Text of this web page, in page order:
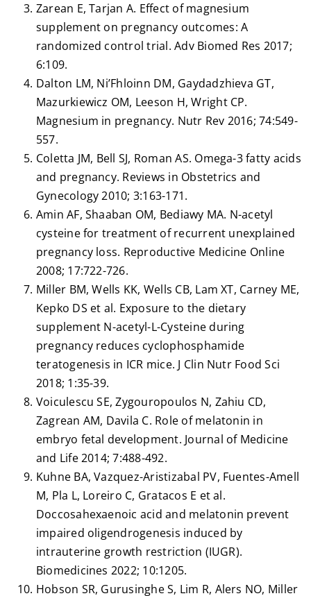
Zarean E, Tarjan A. Effect of magnesium
supplement on pregnancy outcomes: A
randomized control trial. Adv Biomed Res 2017;
6:109.
Dalton LM, Ni’Fhloinn DM, Gaydadzhieva GT,
Mazurkiewicz OM, Leeson H, Wright CP.
Magnesium in pregnancy. Nutr Rev 2016; 74:549-
557.
Coletta JM, Bell SJ, Roman AS. Omega-3 fatty acids
and pregnancy. Reviews in Obstetrics and
Gynecology 2010; 3:163-171.
Amin AF, Shaaban OM, Bediawy MA. N-acetyl
cysteine for treatment of recurrent unexplained
pregnancy loss. Reproductive Medicine Online
2008; 17:722-726.
Miller BM, Wells KK, Wells CB, Lam XT, Carney ME,
Kepko DS et al. Exposure to the dietary
supplement N-acetyl-L-Cysteine during
pregnancy reduces cyclophosphamide
teratogenesis in ICR mice. J Clin Nutr Food Sci
2018; 1:35-39.
Voiculescu SE, Zygouropoulos N, Zahiu CD,
Zagrean AM, Davila C. Role of melatonin in
embryo fetal development. Journal of Medicine
and Life 2014; 7:488-492.
Kuhne BA, Vazquez-Aristizabal PV, Fuentes-Amell
M, Pla L, Loreiro C, Gratacos E et al.
Doccosahexaenoic acid and melatonin prevent
impaired oligendrogenesis induced by
intrauterine growth restriction (IUGR).
Biomedicines 2022; 10:1205.
Hobson SR, Gurusinghe S, Lim R, Alers NO, Miller